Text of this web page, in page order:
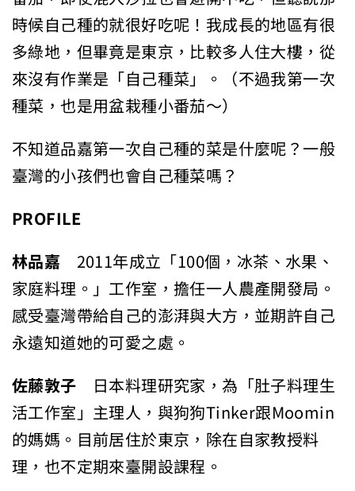
時候自己種的就很好吃呢！我成長的地區有很
多綠地，但畢竟是東京，比較多人住大樓，從
來沒有作業是「自己種菜」。（不過我第一次
種菜，也是用盆栽種小番茄～）
不知道品嘉第一次自己種的菜是什麼呢？一般
臺灣的小孩們也會自己種菜嗎？
PROFILE
林品嘉 2011年成立「100個，冰茶、水果、
家庭料理。」工作室，擔任一人農產開發局。
感受臺灣帶給自己的澎湃與大方，並期許自己
永遠知道她的可愛之處。
佐藤敦子 日本料理研究家，為「肚子料理生
活工作室」主理人，與狗狗Tinker跟Moomin
的媽媽。目前居住於東京，除在自家教授料
理，也不定期來臺開設課程。